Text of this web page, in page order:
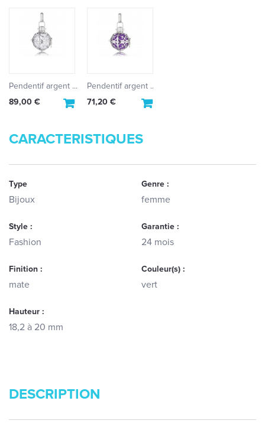
Pendentif argent ...
89,00 €
Pendentif argent ...
71,20 €
CARACTERISTIQUES
Type
Bijoux
Genre :
femme
Style :
Fashion
Garantie :
24 mois
Finition :
mate
Couleur(s) :
vert
Hauteur :
18,2 à 20 mm
DESCRIPTION